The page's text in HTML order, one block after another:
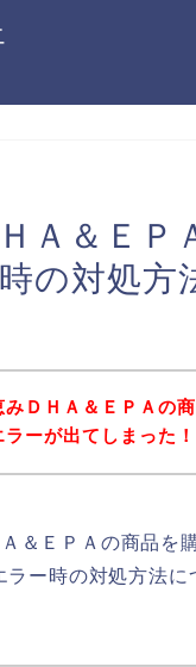
Ａ＆ＥＰ
の対処方
みＤＨＡ＆ＥＰＡの
ラーが出てしまった
＆ＥＰＡの商品を
ラー時の対処方法